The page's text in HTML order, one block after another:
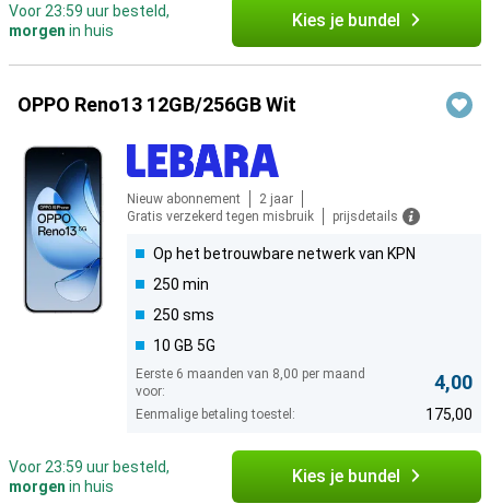
Voor 23:59 uur besteld,
morgen in huis Kies je bundel
OPPO Reno13 12GB/256GB Wit
Nieuw abonnement
2 jaar
Gratis verzekerd tegen misbruik
prijsdetails
Op het betrouwbare netwerk van KPN
250 min
250 sms
10 GB 5G
Eerste 6 maanden van 8,00 per maand
voor:
4,00
Eenmalige betaling toestel: 175,00
Voor 23:59 uur besteld,
morgen in huis Kies je bundel